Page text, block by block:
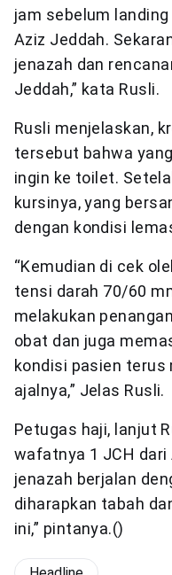
jam sebelum landing
Aziz Jeddah.
jenazah dan
Jeddah,” kata Rusli.
Rusli menjelaskan,
tersebut bahwa
ingin ke toilet.
kursinya, yang
dengan kondisi
“Kemudian di cek
tensi darah 70/60
melakukan
obat dan juga
kondisi pasien terus
ajalnya,” Jelas Rusli.
Petugas haji, lanjut
wafatnya 1 JCH dari
jenazah berjalan
diharapkan tabah
ini,” pintanya.()